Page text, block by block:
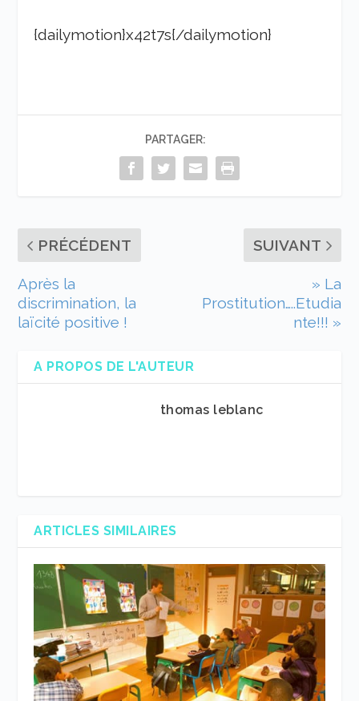
{dailymotion}x42t7s{/dailymotion}
PARTAGER:
PRÉCÉDENT
Après la
discrimination, la
laïcité positive !
SUIVANT
» La
Prostitution…..Etudia
nte!!! »
A PROPOS DE L'AUTEUR
thomas leblanc
ARTICLES SIMILAIRES